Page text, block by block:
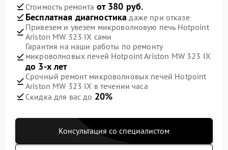
Стоимость ремонта от 380 руб.
Бесплатная диагностика даже при отказе
Привезем и увезем микроволновую печь Hotpoint
Ariston MW 323 IX сами
Гарантия на наши работы по ремонту
микроволновых печей Hotpoint Ariston MW 323 IX
до 3-х лет
Срочный ремонт микроволновых печей Hotpoint
Ariston MW 323 IX в течении часа
Скидка для вас до 20%
Консультация со специалистом